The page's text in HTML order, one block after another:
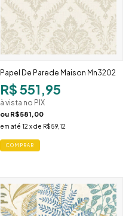
Papel De Parede Maison Mn3202
R$ 551,95
à vista no PIX
ou R$581,00
em até 12 x de R$59,12